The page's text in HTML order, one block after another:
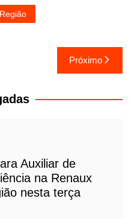
Próximo
Auxiliar de
na Renaux
nesta terça